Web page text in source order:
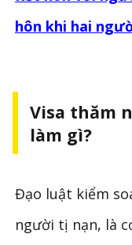
hôn khi hai
Visa thăm
làm gì?
Đạo luật kiểm
người tị nạn, là